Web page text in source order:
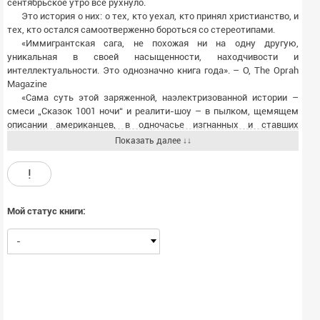
сентябрьское утро все рухнуло.
Это история о них: о тех, кто уехал, кто принял христианство, и
тех, кто остался самоотверженно бороться со стереотипами.
«Иммигрантская сага, не похожая ни на одну другую,
уникальная в своей насыщенности, находчивости и
интеллектуальности. Это однозначно книга года». – O, The Oprah
Magazine
«Сама суть этой заряженной, наэлектризованной истории –
смеси „Сказок 1001 ночи“ и реалити-шоу – в пылком, щемящем
описании американцев, в одночасье изгнанных и ставших
„чужими“». – Дженнифер Иган, «Манхэттен-Бич»
которые просто не существовали в рамках общественного
дискурса после событий одиннадцатого сентября. Автор очень
тех пор». – New York Times Book Review
«Это интимное хитросплетение прозы и мемуаров оголяет
разбитое сердце американской мечты, превратившейся в
Показать далее ↓↓
!
Мой статус книги:
-